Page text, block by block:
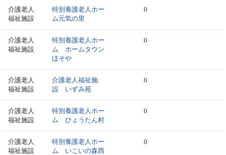
介護老人
福祉施設
特別養護老人ホー
ム元気の里
0
介護老人
福祉施設
特別養護老人ホー
ム ホームタウン
ほそや
0
介護老人
福祉施設
介護老人福祉施
設 いずみ苑
0
介護老人
福祉施設
特別養護老人ホー
ム ひょうたん村
0
介護老人
福祉施設
特別養護老人ホー
ム いこいの森西
0